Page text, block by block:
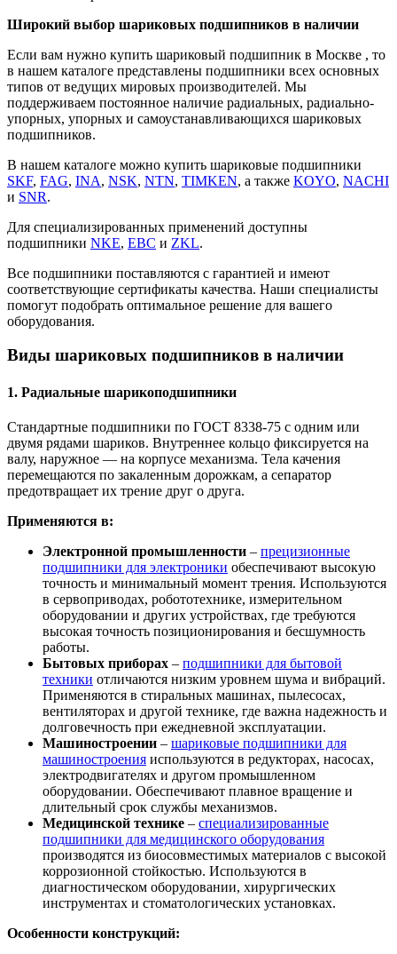
Широкий выбор шариковых подшипников в наличии
Если вам нужно купить шариковый подшипник в Москве , то
в нашем каталоге представлены подшипники всех основных
типов от ведущих мировых производителей. Мы
поддерживаем постоянное наличие радиальных, радиально-
упорных, упорных и самоустанавливающихся шариковых
подшипников.
В нашем каталоге можно купить шариковые подшипники
SKF, FAG, INA, NSK, NTN, TIMKEN, а также KOYO, NACHI
и SNR.
Для специализированных применений доступны
подшипники NKE, EBC и ZKL.
Все подшипники поставляются с гарантией и имеют
соответствующие сертификаты качества. Наши специалисты
помогут подобрать оптимальное решение для вашего
оборудования.
Виды шариковых подшипников в наличии
1. Радиальные шарикоподшипники
Стандартные подшипники по ГОСТ 8338-75 с одним или
двумя рядами шариков. Внутреннее кольцо фиксируется на
валу, наружное — на корпусе механизма. Тела качения
перемещаются по закаленным дорожкам, а сепаратор
предотвращает их трение друг о друга.
Применяются в:
Электронной промышленности – прецизионные
подшипники для электроники обеспечивают высокую
точность и минимальный момент трения. Используются
в сервоприводах, робототехнике, измерительном
оборудовании и других устройствах, где требуются
высокая точность позиционирования и бесшумность
работы.
Бытовых приборах – подшипники для бытовой
техники отличаются низким уровнем шума и вибраций.
Применяются в стиральных машинах, пылесосах,
вентиляторах и другой технике, где важна надежность и
долговечность при ежедневной эксплуатации.
Машиностроении – шариковые подшипники для
машиностроения используются в редукторах, насосах,
электродвигателях и другом промышленном
оборудовании. Обеспечивают плавное вращение и
длительный срок службы механизмов.
Медицинской технике – специализированные
подшипники для медицинского оборудования
производятся из биосовместимых материалов с высокой
коррозионной стойкостью. Используются в
диагностическом оборудовании, хирургических
инструментах и стоматологических установках.
Особенности конструкций: